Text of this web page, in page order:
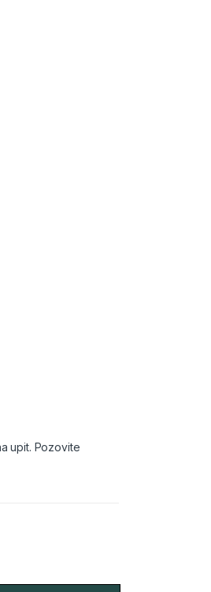
upit. Pozovite